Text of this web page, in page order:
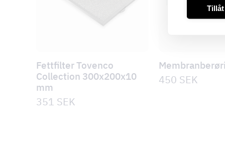
Fettfilter Tovenco
Collection 300x200x10
mm
351 SEK
450 SEK